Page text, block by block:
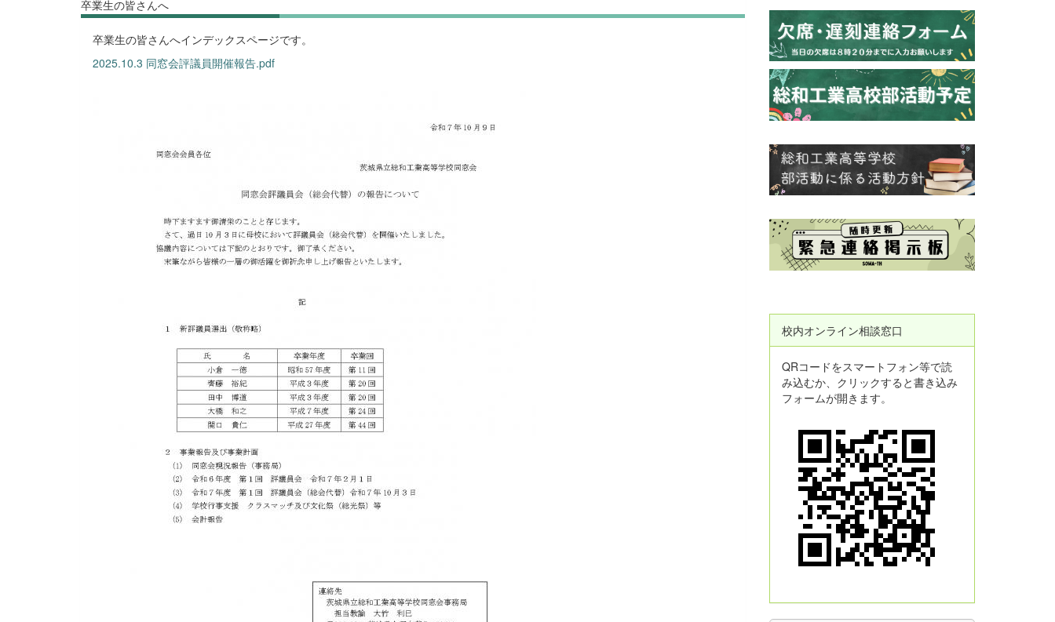
卒業生の皆さんへ
卒業生の皆さんへインデックスページです。
2025.10.3 同窓会評議員開催報告.pdf
校内オンライン相談窓口
QRコードをスマートフォン等で読
み込むか、クリックすると書き込み
フォームが開きます。